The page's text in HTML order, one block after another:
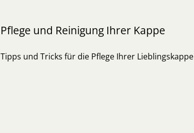
Pflege und Reinigung Ihrer Kappe
Tipps und Tricks für die Pflege Ihrer Lieblingskappe